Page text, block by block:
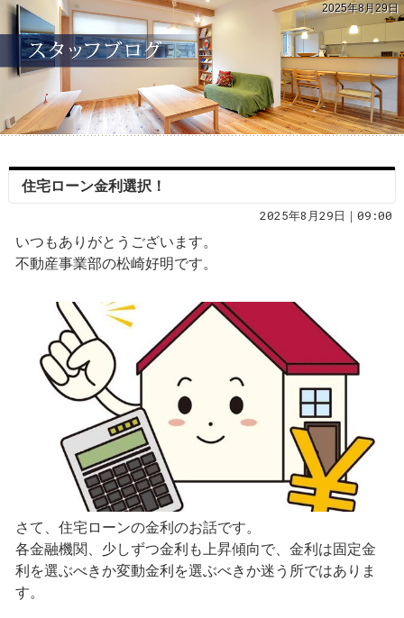
2025年8月29日
住宅ローン金利選択！
2025年8月29日｜09:00
いつもありがとうございます。
不動産事業部の松崎好明です。
さて、住宅ローンの金利のお話です。
各金融機関、少しずつ金利も上昇傾向で、金利は固定金
利を選ぶべきか変動金利を選ぶべきか迷う所ではありま
す。